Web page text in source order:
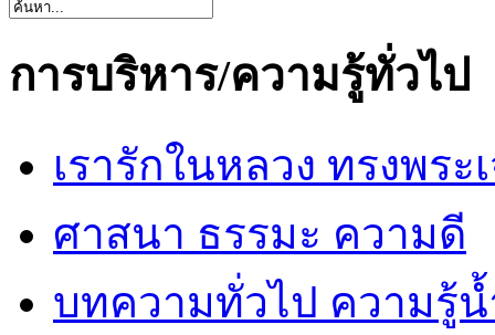
การบริหาร/ความรู้ทั่วไป
เรารักในหลวง ทรงพระ
ศาสนา ธรรมะ ความดี
บทความทั่วไป ความรู้